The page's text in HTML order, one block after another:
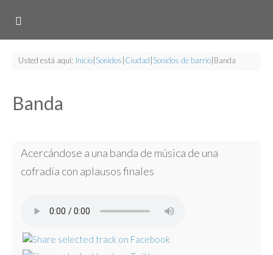
Usted está aquí: Inicio Sonidos Ciudad Sonidos de barrio Banda
Banda
Acercándose a una banda de música de una
cofradía con aplausos finales